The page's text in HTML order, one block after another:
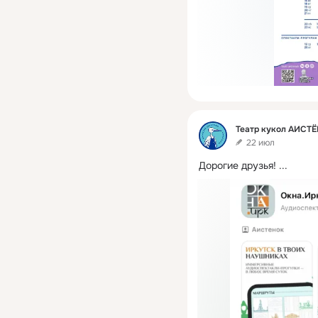
Фид
Театр кукол
22 июл
Дорогие друзья! ...